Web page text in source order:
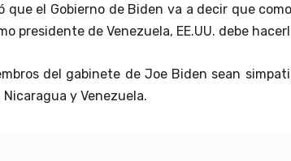
el Gobierno de Biden va a decir que
presidente de Venezuela, EE.UU. debe
del gabinete de Joe Biden sean
Nicaragua y Venezuela.